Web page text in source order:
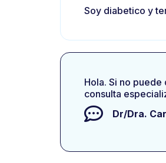
Soy diabetico y
Hola. Si no
consulta
Dr/Dra.